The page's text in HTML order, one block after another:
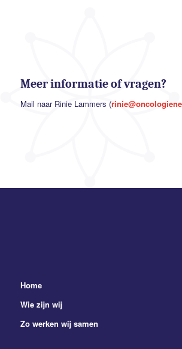
Meer informatie of vragen?
Mail naar Rinie Lammers (
Home
Wie zijn wij
Zo werken wij samen